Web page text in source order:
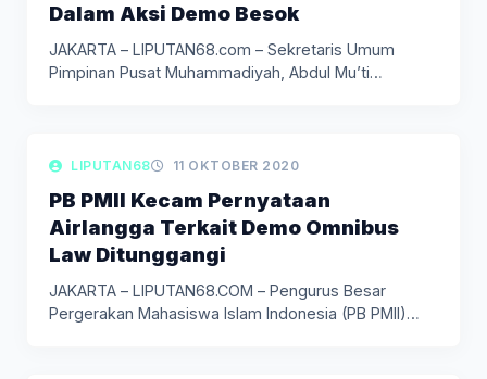
Dalam Aksi Demo Besok
JAKARTA – LIPUTAN68.com – Sekretaris Umum
Pimpinan Pusat Muhammadiyah, Abdul Mu’ti
LIPUTAN BERITA
LIPUTAN68 11 OKTOBER 2020
PB PMII Kecam Pernyataan
Airlangga Terkait Demo Omnibus
Law Ditunggangi
JAKARTA – LIPUTAN68.COM – Pengurus Besar
Pergerakan Mahasiswa Islam Indonesia (PB PMII)…